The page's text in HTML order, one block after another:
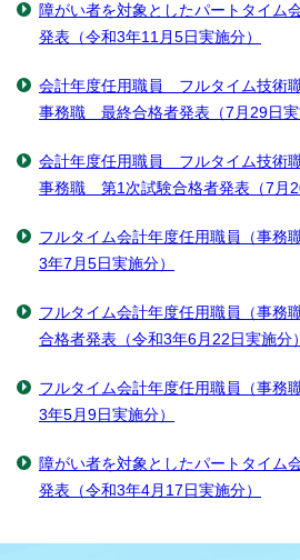
障がい者を対象としたパートタイ
発表（令和3年11月5日実施分）
会計年度任用職員 フルタイム技術
事務職 最終合格者発表（7月29日実
会計年度任用職員 フルタイム技術
事務職 第1次試験合格者発表（7月
フルタイム会計年度任用職員（事務
3年7月5日実施分）
フルタイム会計年度任用職員（事
合格者発表（令和3年6月22日実施分）
フルタイム会計年度任用職員（事務
3年5月9日実施分）
障がい者を対象としたパートタイ
発表（令和3年4月17日実施分）